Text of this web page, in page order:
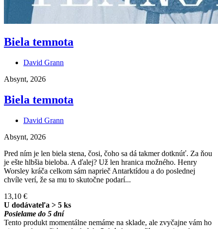
Biela temnota
David Grann
Absynt, 2026
Biela temnota
David Grann
Absynt, 2026
Pred ním je len biela stena, čosi, čoho sa dá takmer dotknúť. Za ňou
je ešte hlbšia bieloba. A ďalej? Už len hranica možného. Henry
Worsley kráča celkom sám naprieč Antarktídou a do poslednej
chvíle verí, že sa mu to skutočne podarí...
13,10 €
U dodávateľa > 5 ks
Posielame do 5 dní
Tento produkt momentálne nemáme na sklade, ale zvyčajne vám ho